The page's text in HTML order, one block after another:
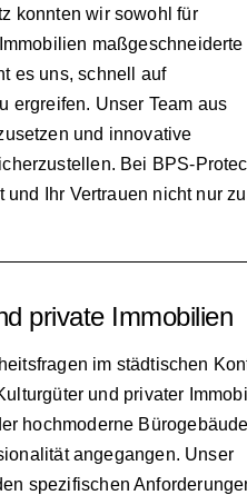
konnten wir sowohl für
maßgeschneiderte
es uns, schnell auf
ergreifen. Unser Team aus
und innovative
Bei BPS-
Ihr Vertrauen nicht nur zu
private Immobilien
im städtischen
und privater
hochmoderne
angegangen. Unser
spezifischen